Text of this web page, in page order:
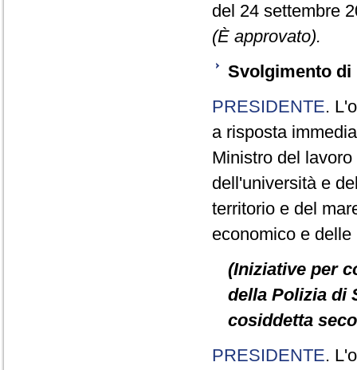
del 24 settembre
(È approvato).
Svolgimento
PRESIDENTE.
a risposta
Ministro del
dell'università e
territorio e del
economico e
(Iniziative per
della Polizia di
cosiddetta
PRESIDENTE.